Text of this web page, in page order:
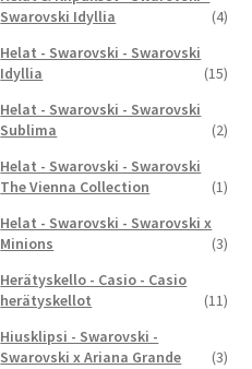
Swarovski Idyllia
(4)
Helat - Swarovski - Swarovski
Idyllia
(15)
Helat - Swarovski - Swarovski
Sublima
(2)
Helat - Swarovski - Swarovski
The Vienna Collection
(1)
Helat - Swarovski - Swarovski x
Minions
(3)
Herätyskello - Casio - Casio
herätyskellot
(11)
Hiusklipsi - Swarovski -
Swarovski x Ariana Grande
(3)